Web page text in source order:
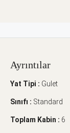
Ayrıntılar
Yat Tipi : Gulet
Sınıfı : Standard
Toplam Kabin : 6